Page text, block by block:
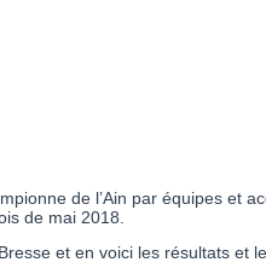
de l’Ain par équipes et
de mai 2018.
et en voici les résultats et